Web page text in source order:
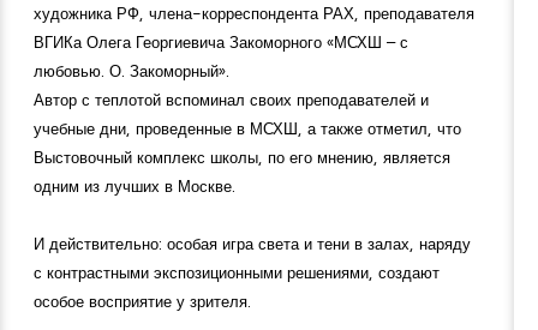
художника РФ, члена-корреспондента РАХ, преподавателя
ВГИКа Олега Георгиевича Закоморного «МСХШ – с
любовью. О. Закоморный».
Автор с теплотой вспоминал своих преподавателей и
учебные дни, проведенные в МСХШ, а также отметил, что
Выстовочный комплекс школы, по его мнению, является
одним из лучших в Москве.
И действительно: особая игра света и тени в залах, наряду
с контрастными экспозиционными решениями, создают
особое восприятие у зрителя.